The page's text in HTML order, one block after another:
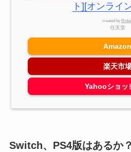
ト][オンライ
created by
任天堂
Amazon
楽天市
Yahooショッ
Switch、PS4版はあるか？